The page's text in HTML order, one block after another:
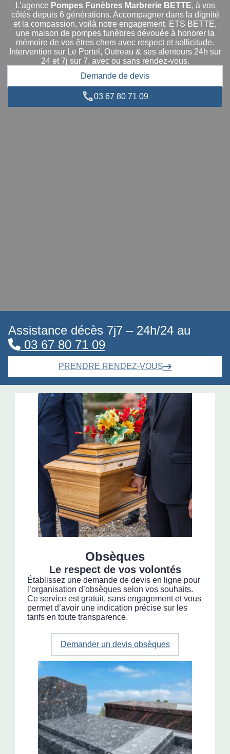
L’agence Pompes Funèbres Marbrerie BETTE, à vos
côtés depuis 6 générations. Accompagner dans la dignité
et la compassion, voilà notre engagement. ETS BETTE,
une maison de pompes funèbres dévouée à honorer la
mémoire de vos êtres chers avec respect et sollicitude.
Intervention sur Le Portel, Outreau & ses alentours 24h sur
24 et 7j sur 7, avec ou sans rendez-vous.
Demande de devis
03 67 80 71 09
Assistance décès 7j7 – 24h/24 au
03 67 80 71 09
PRENDRE RENDEZ-VOUS
Obsèques
Le respect de vos volontés
Établissez une demande de devis en ligne pour
l’organisation d’obsèques selon vos souhaits.
Ce service est gratuit, sans engagement et vous
permet d’avoir une indication précise sur les
tarifs en toute transparence.
Demander un devis obsèques